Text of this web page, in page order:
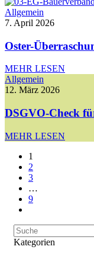
Allgemein
7. April 2026
Oster-
MEHR LESEN
Allgemein
12. März 2026
DSGVO-Check
MEHR LESEN
1
2
3
…
9
Kategorien